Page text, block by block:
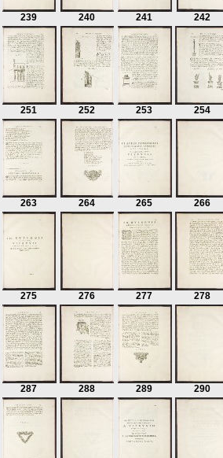
239 240 241 242
251 252 253 254
263 264 265 266
275 276 277 278
287 288 289 290